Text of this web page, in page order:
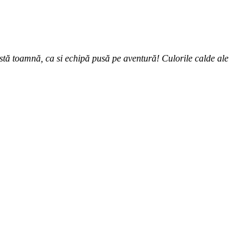
toamnă, ca si echipă pusă pe aventură! Culorile calde ale